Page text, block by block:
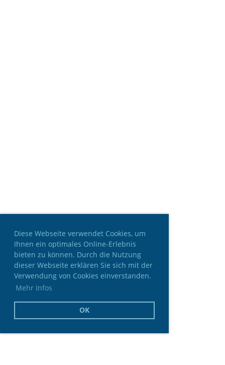
Diese Webseite verwendet Cookies, um
Ihnen ein optimales Online-Erlebnis
bieten zu können. Durch die Nutzung
dieser Webseite erklären Sie sich mit der
Verwendung von Cookies einverstanden.
Mehr Infos
OK